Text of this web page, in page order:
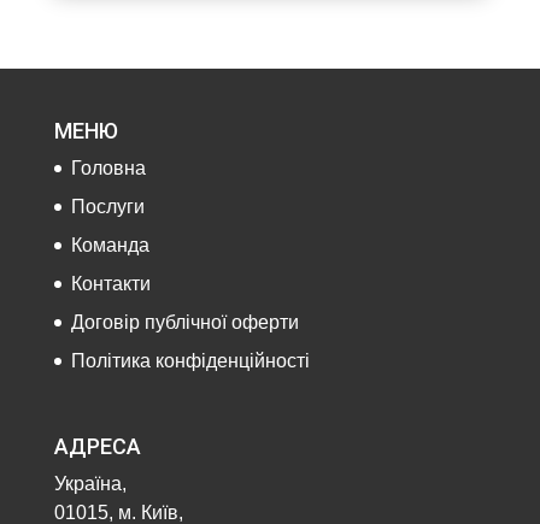
МЕНЮ
Головна
Послуги
Команда
Контакти
Договір публічної оферти
Політика конфіденційності
АДРЕСА
Україна,
01015, м. Київ,